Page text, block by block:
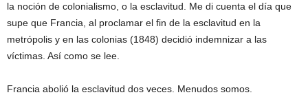
la noción de colonialismo, o la esclavitud. Me di cuenta el día que
supe que Francia, al proclamar el fin de la esclavitud en la
metrópolis y en las colonias (1848) decidió indemnizar a las
víctimas. Así como se lee.
Francia abolió la esclavitud dos veces. Menudos somos.